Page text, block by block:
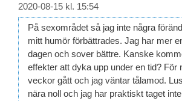
2020-08-15 kl. 15:54
På sexområdet så jag inte några
mitt humör förbättrades. Jag har mer
dagen och sover bättre. Kanske
effekter att dyka upp under en tid? För
veckor gått och jag väntar tålamod.
nära noll och jag har praktiskt taget